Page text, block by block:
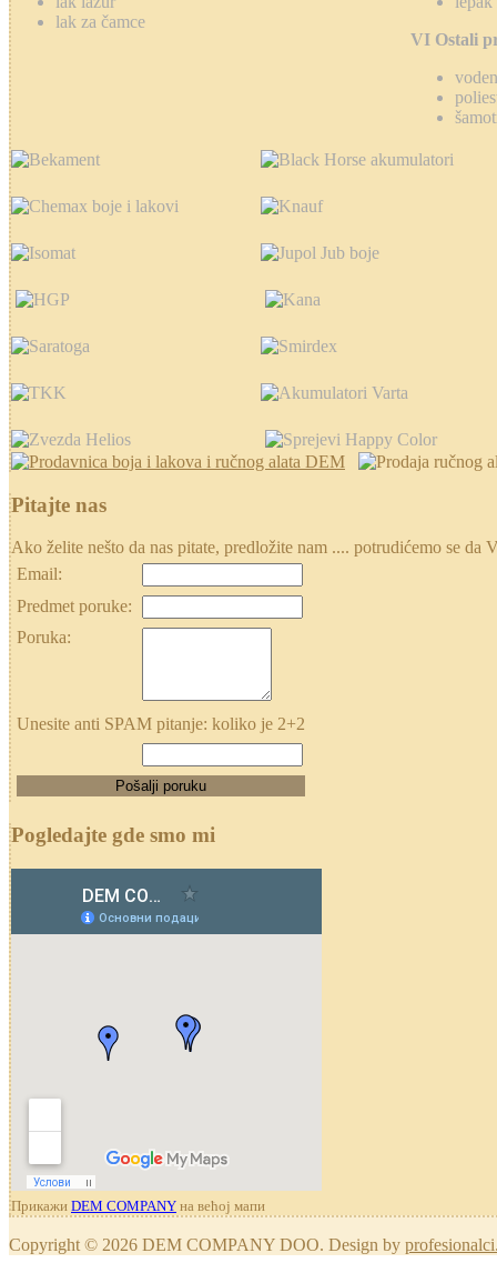
lak za čamce
VI Ostali
Pitajte nas
Ako želite nešto da nas pitate, predložite nam .... potrudićemo se da
Email:
Predmet poruke:
Poruka:
Unesite anti SPAM pitanje: koliko je 2+2
Pogledajte gde smo mi
Прикажи DEM COMPANY на већој мапи
Copyright © 2026 DEM COMPANY DOO. Design by